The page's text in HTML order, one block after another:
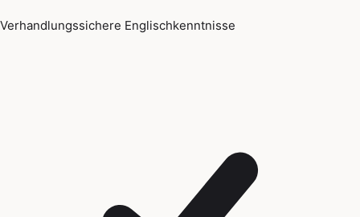
Verhandlungssichere Englischkenntnisse